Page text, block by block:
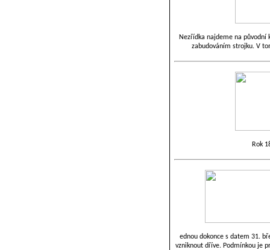
Nezřídka najdeme na původní
zabudováním strojku. V
Rok
ednou dokonce s datem 31.
vzniknout dříve. Podmínkou je